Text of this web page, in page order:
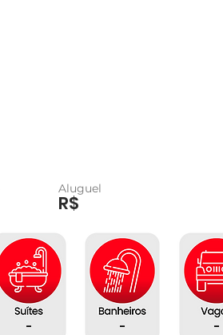
R$
Aluguel
-
- -